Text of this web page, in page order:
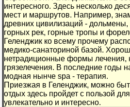
интересного. Здесь несколько
мест и маршрутов. Например,
древних цивилизаций -
горных рек, горные тропы и
Геленджик ко всему прочему
медико-санаториной базой.
нетрадиционные формы лечения,
грязелечения. В последние годы
модная нынче spa - терапия.
Приезжая в Геленджик, можно
отдых здесь пройдет с пользой
увлекательно и интересно.